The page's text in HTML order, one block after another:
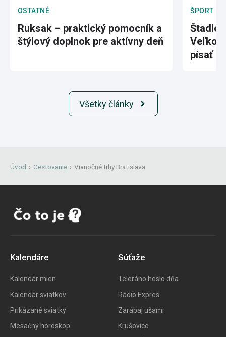
OSTATNÉ
Ruksak – praktický pomocník a
štýlový doplnok pre aktívny deň
ŠPORT
písať
Všetky články
Úvod › Cestovanie › Vianočné trhy Bratislava
Kalendáre
Kalendár mien
Kalendár sviatkov
Prikázané sviatky
Mesačný horoskop
Súťaže
Teleráno heslo dňa
Rádio Expres
Zarábaj ušami
Krušovice